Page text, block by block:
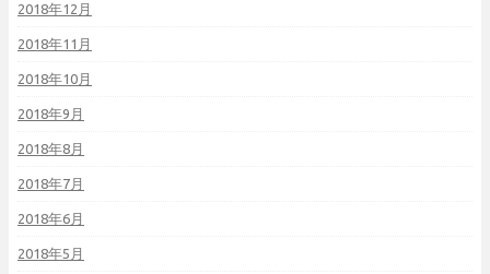
2018年12月
2018年11月
2018年10月
2018年9月
2018年8月
2018年7月
2018年6月
2018年5月